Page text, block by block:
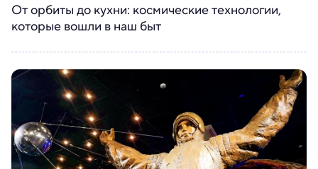
От орбиты до кухни: космические технологии,
которые вошли в наш быт